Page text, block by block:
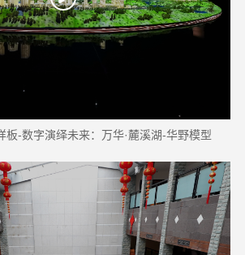
板-数字演绎未来：万华·麓溪湖-华野模型